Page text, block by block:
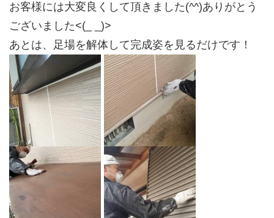
お客様には大変良くして頂きました(^^)ありがとう
ございました<(_ _)>
あとは、足場を解体して完成姿を見るだけです！